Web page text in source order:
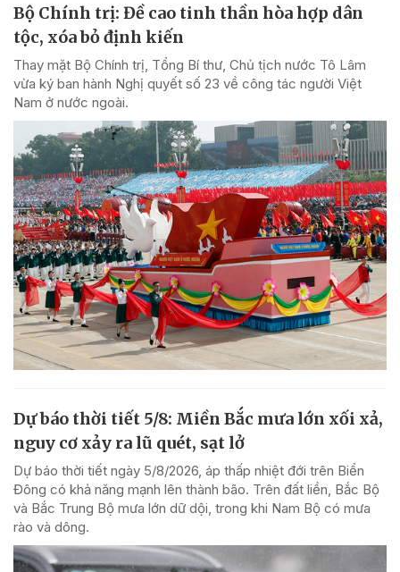
Bộ Chính trị: Đề cao tinh thần hòa hợp dân
tộc, xóa bỏ định kiến
Thay mặt Bộ Chính trị, Tổng Bí thư, Chủ tịch nước Tô Lâm
vừa ký ban hành Nghị quyết số 23 về công tác người Việt
Nam ở nước ngoài.
Dự báo thời tiết 5/8: Miền Bắc mưa lớn xối xả,
nguy cơ xảy ra lũ quét, sạt lở
Dự báo thời tiết ngày 5/8/2026, áp thấp nhiệt đới trên Biển
Đông có khả năng mạnh lên thành bão. Trên đất liền, Bắc Bộ
và Bắc Trung Bộ mưa lớn dữ dội, trong khi Nam Bộ có mưa
rào và dông.